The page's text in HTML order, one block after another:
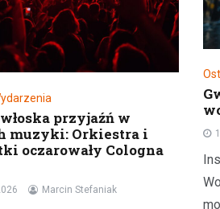
przyjaźń w
muzyki: Orkiestra i
oczarowały Cologna
Marcin Stefaniak